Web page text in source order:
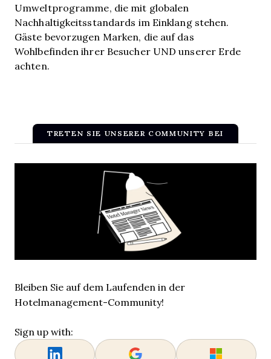
Umweltprogramme, die mit globalen
Nachhaltigkeitsstandards im Einklang stehen.
Gäste bevorzugen Marken, die auf das
Wohlbefinden ihrer Besucher UND unserer Erde
achten.
TRETEN SIE UNSERER COMMUNITY BEI
Bleiben Sie auf dem Laufenden in der
Hotelmanagement-Community!
Sign up with: